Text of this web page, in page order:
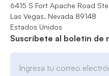
6415 S Fort Apache Road Ste
Las Vegas, Nevada 89148
Estados Unidos
Suscríbete al boletín de